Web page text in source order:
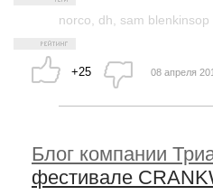
norco dh sam blenkinsop
+25 08 апреля
Блог компании
фестивале